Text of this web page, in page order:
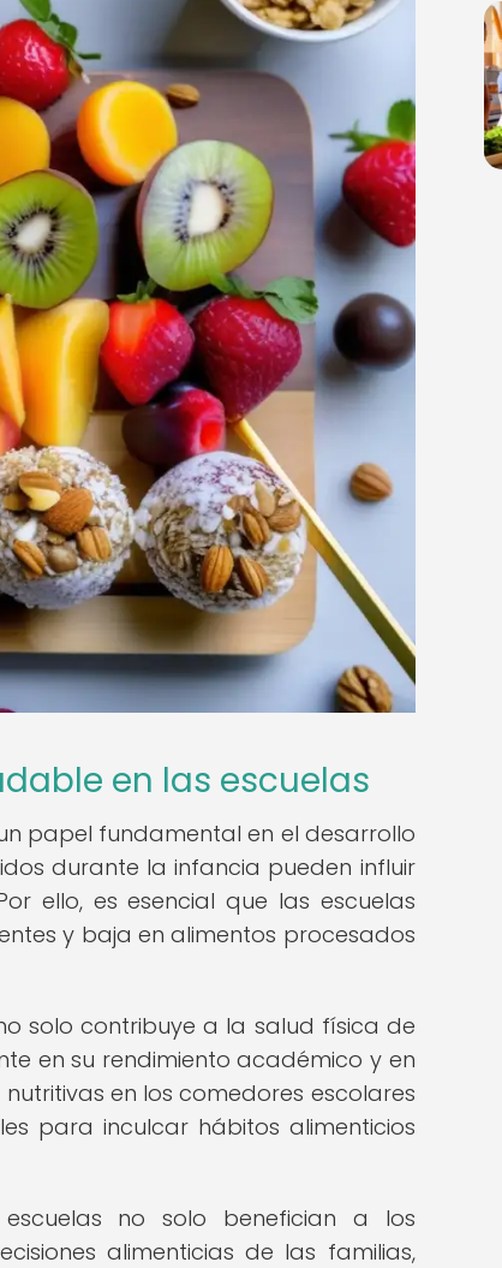
en las escuelas
papel fundamental en el desarrollo
durante la infancia pueden influir
ello, es esencial que las escuelas
y baja en alimentos procesados
solo contribuye a la salud física de
en su rendimiento académico y en
en los comedores escolares
para inculcar hábitos alimenticios
no solo benefician a los
alimenticias de las familias,